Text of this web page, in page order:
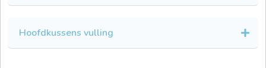
Hoofdkussens vulling